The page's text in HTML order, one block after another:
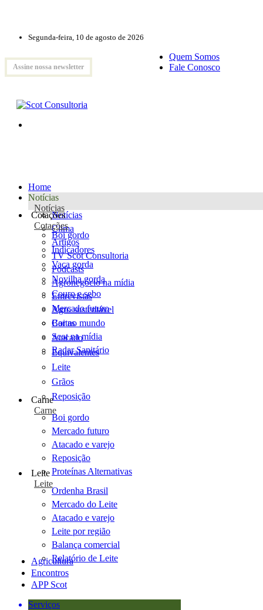
Segunda-feira, 10 de agosto de 2026
Assine nossa newsletter
Quem Somos
Fale Conosco
Home
Notícias
Notícias
Notícias
Clima
Artigos
TV Scot Consultoria
Podcasts
Agronegócio na mídia
Entrevistas
Agro sustentável
Cartas
Scot na mídia
Radar Sanitário
Cotações
Cotações
Boi gordo
Indicadores
Vaca gorda
Novilha gorda
Couro e sebo
Mercado futuro
Boi no mundo
Atacado
Equivalentes
Leite
Grãos
Reposição
Carne
Carne
Boi gordo
Mercado futuro
Atacado e varejo
Reposição
Proteínas Alternativas
Leite
Leite
Ordenha Brasil
Mercado do Leite
Atacado e varejo
Leite por região
Balança comercial
Relatório de Leite
Agricultura
Encontros
APP Scot
Serviços